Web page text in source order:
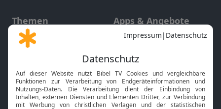
Themen
Gott und Bibel erklärt
Neuigkeiten
Apps & Angebote
Mobile App
Smart TV
HbbTV
Bibelthek Online-Bibel